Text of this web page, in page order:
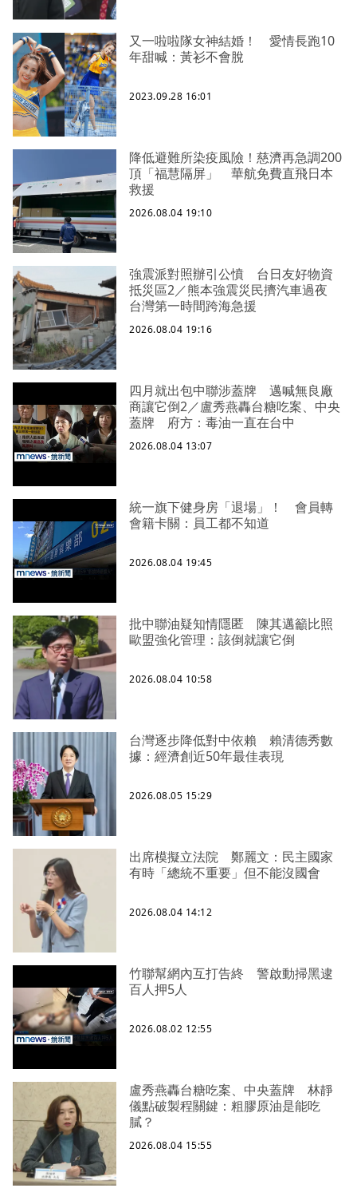
又一啦啦隊女神結婚！ 愛情長跑10
年甜喊：黃衫不會脫
2023.09.28 16:01
降低避難所染疫風險！慈濟再急調200
頂「福慧隔屏」 華航免費直飛日本
救援
2026.08.04 19:10
強震派對照辦引公憤 台日友好物資
抵災區2／熊本強震災民擠汽車過夜
台灣第一時間跨海急援
2026.08.04 19:16
四月就出包中聯涉蓋牌 邁喊無良廠
商讓它倒2／盧秀燕轟台糖吃案、中央
蓋牌 府方：毒油一直在台中
2026.08.04 13:07
統一旗下健身房「退場」！ 會員轉
會籍卡關：員工都不知道
2026.08.04 19:45
批中聯油疑知情隱匿 陳其邁籲比照
歐盟強化管理：該倒就讓它倒
2026.08.04 10:58
台灣逐步降低對中依賴 賴清德秀數
據：經濟創近50年最佳表現
2026.08.05 15:29
出席模擬立法院 鄭麗文：民主國家
有時「總統不重要」但不能沒國會
2026.08.04 14:12
竹聯幫網內互打告終 警啟動掃黑逮
百人押5人
2026.08.02 12:55
盧秀燕轟台糖吃案、中央蓋牌 林靜
儀點破製程關鍵：粗膠原油是能吃
膩？
2026.08.04 15:55